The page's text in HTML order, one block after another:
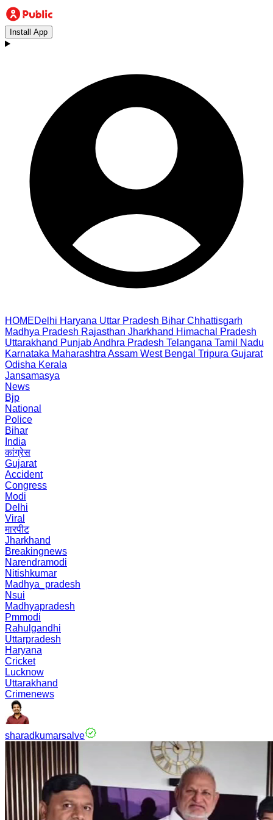
Install App
HOMEDelhi Haryana Uttar Pradesh Bihar Chhattisgarh
Madhya Pradesh Rajasthan Jharkhand Himachal Pradesh
Uttarakhand PunjabAndhra Pradesh Telangana Tamil Nadu
Karnataka Maharashtra Assam West Bengal Tripura Gujarat
Odisha Kerala
Jansamasya
News
Bjp
National
Police
Bihar
India
कांग्रेस
Gujarat
Accident
Congress
Modi
Delhi
Viral
मारपीट
Jharkhand
Breakingnews
Narendramodi
Nitishkumar
Madhya_pradesh
Nsui
Madhyapradesh
Pmmodi
Rahulgandhi
Uttarpradesh
Haryana
Cricket
Lucknow
Uttarakhand
Crimenews
sharadkumarsalve